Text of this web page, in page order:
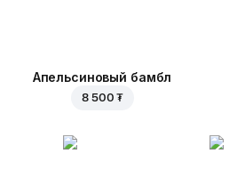
Апельсиновый бамбл
8 500 ₮